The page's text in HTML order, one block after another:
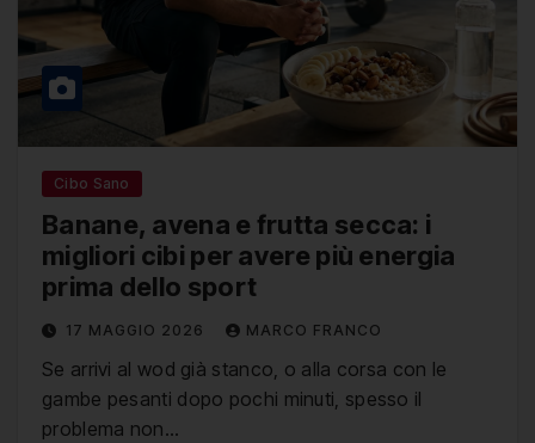
Cibo Sano
Banane, avena e frutta secca: i
migliori cibi per avere più energia
prima dello sport
17 MAGGIO 2026 MARCO FRANCO
Se arrivi al wod già stanco, o alla corsa con le
gambe pesanti dopo pochi minuti, spesso il
problema non…